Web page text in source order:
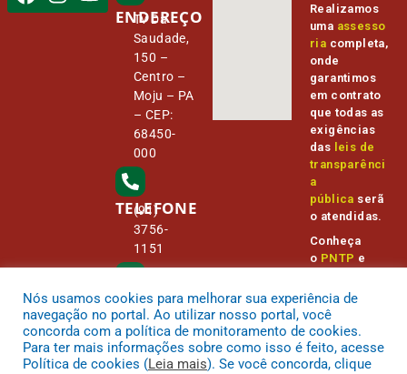
ENDEREÇO
Tv Da
Saudade,
150 –
Centro –
Moju – PA
– CEP:
68450-
000
TELEFONE
(91)
3756-
1151
E-MAIL
camara@
cmmoju.p
a.gov.br
Realizamos
uma assesso
ria completa,
onde
garantimos
em contrato
que todas as
exigências
das leis de
transparênci
a
pública serã
o atendidas.
Conheça
o PNTP e
Transparênc
ia Pública
Nós usamos cookies para melhorar sua experiência de
navegação no portal. Ao utilizar nosso portal, você
concorda com a política de monitoramento de cookies.
Para ter mais informações sobre como isso é feito, acesse
Política de cookies (Leia mais). Se você concorda, clique